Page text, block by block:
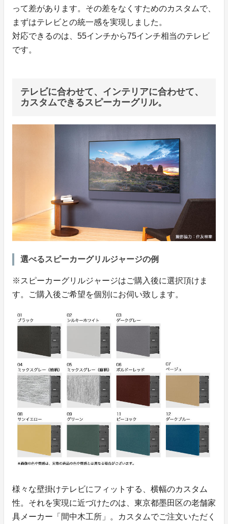
って差があります。その差をなくすためのカスタムで、
まずはテレビとの統一感を実現しました。
対応できるのは、55インチから75インチ相当のテレビ
です。
テレビに合わせて、インテリアに合わせて、
カスタムできるスピーカーグリル。
選べるスピーカーグリルジャージの例
※スピーカーグリルジャージはご購入後に選択頂けま
す。ご購入後ご希望を個別にお伺い致します。
様々な壁掛けテレビにフィットする、横幅のカスタム
性。それを実現に近づけたのは、東京都墨田区の老舗家
具メーカー「間中木工所」。カスタムでご注文いただく